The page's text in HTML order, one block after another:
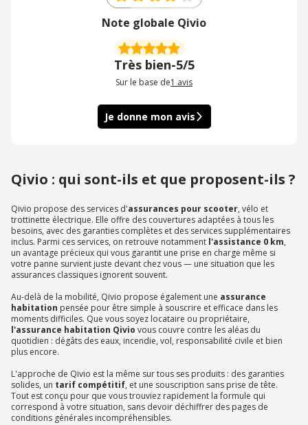
Note globale Qivio
Très bien-5/5
Sur le base de1 avis
Je donne mon avis
Qivio : qui sont-ils et que proposent-ils ?
Qivio propose des services d'assurances pour scooter, vélo et
trottinette électrique. Elle offre des couvertures adaptées à tous les
besoins, avec des garanties complètes et des services supplémentaires
inclus. Parmi ces services, on retrouve notamment l'assistance 0 km,
un avantage précieux qui vous garantit une prise en charge même si
votre panne survient juste devant chez vous — une situation que les
assurances classiques ignorent souvent.
Au-delà de la mobilité, Qivio propose également une assurance
habitation pensée pour être simple à souscrire et efficace dans les
moments difficiles. Que vous soyez locataire ou propriétaire,
l'assurance habitation Qivio vous couvre contre les aléas du
quotidien : dégâts des eaux, incendie, vol, responsabilité civile et bien
plus encore.
L'approche de Qivio est la même sur tous ses produits : des garanties
solides, un tarif compétitif, et une souscription sans prise de tête.
Tout est conçu pour que vous trouviez rapidement la formule qui
correspond à votre situation, sans devoir déchiffrer des pages de
conditions générales incompréhensibles.